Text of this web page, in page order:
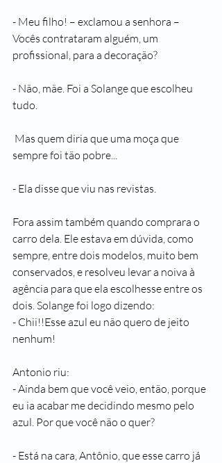
- Meu filho! – exclamou a senhora –
Vocês contrataram alguém, um
profissional, para a decoração?
- Não, mãe. Foi a Solange que escolheu
tudo.
sempre foi tão pobre...
- Ela disse que viu nas revistas.
Fora assim também quando comprara o
carro dela. Ele estava em dúvida, como
sempre, entre dois modelos, muito bem
conservados, e resolveu levar a noiva à
agência para que ela escolhesse entre os
dois. Solange foi logo dizendo:
- Chii!!Esse azul eu não quero de jeito
nenhum!
Antonio riu:
- Ainda bem que você veio, então, porque
eu ia acabar me decidindo mesmo pelo
azul. Por que você não o quer?
- Está na cara, Antônio, que esse carro já